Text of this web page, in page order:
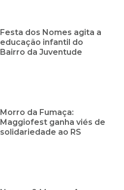
Festa dos Nomes agita a
educação infantil do
Bairro da Juventude
Morro da Fumaça:
Maggiofest ganha viés de
solidariedade ao RS